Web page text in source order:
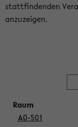
stattfindenden
anzuzeigen.
A0-501